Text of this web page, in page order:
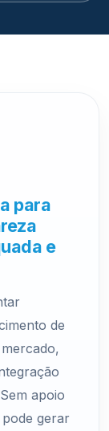
para
e
de
apoio
gerar